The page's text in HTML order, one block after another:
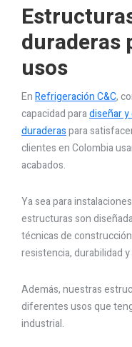
duraderas
usos
EnRefrigeración C&C,
capacidad paradiseñar
duraderaspara
clientes en Colombia
acabados.
Ya sea para
estructuras son
técnicas de
resistencia, durabilidad
Además, nuestras
diferentes usos que
industrial.